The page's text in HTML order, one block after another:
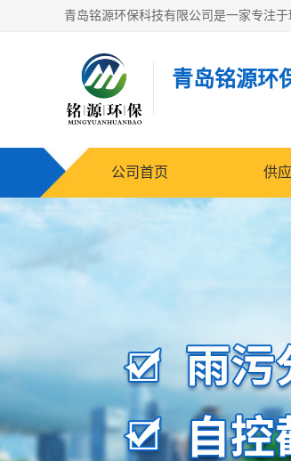
青岛铭源环
公司首页 供